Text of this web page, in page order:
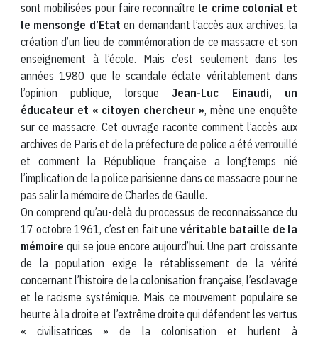
sont mobilisées pour faire reconnaître le crime colonial et
le mensonge d’Etat en demandant l’accès aux archives, la
création d’un lieu de commémoration de ce massacre et son
enseignement à l’école. Mais c’est seulement dans les
années 1980 que le scandale éclate véritablement dans
l’opinion publique, lorsque Jean-Luc Einaudi, un
éducateur et « citoyen chercheur », mène une enquête
sur ce massacre. Cet ouvrage raconte comment l’accès aux
archives de Paris et de la préfecture de police a été verrouillé
et comment la République française a longtemps nié
l’implication de la police parisienne dans ce massacre pour ne
pas salir la mémoire de Charles de Gaulle.
On comprend qu’au-delà du processus de reconnaissance du
17 octobre 1961, c’est en fait une véritable bataille de la
mémoire qui se joue encore aujourd’hui. Une part croissante
de la population exige le rétablissement de la vérité
concernant l’histoire de la colonisation française, l’esclavage
et le racisme systémique. Mais ce mouvement populaire se
heurte à la droite et l’extrême droite qui défendent les vertus
« civilisatrices » de la colonisation et hurlent à